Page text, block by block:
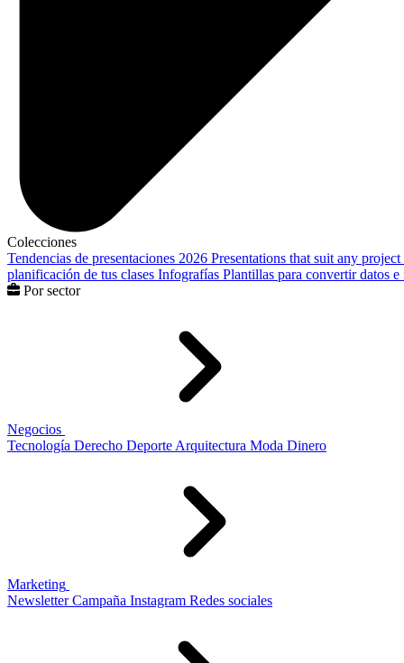
Colecciones
Tendencias de presentaciones 2026 Presentations that suit any project
planificación de tus clases Infografías Plantillas para convertir datos
Por sector
Negocios
Tecnología Derecho Deporte Arquitectura Moda Dinero
Marketing
Newsletter Campaña Instagram Redes sociales